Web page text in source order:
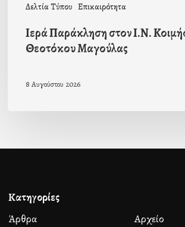
Δελτία Τύπου Επικαιρότητα
Ιερά Παράκληση στον Ι.Ν.
Θεοτόκου Μαγούλας
8 Αυγούστου 2026
Κατηγορίες
Άρθρα
Αρχείο